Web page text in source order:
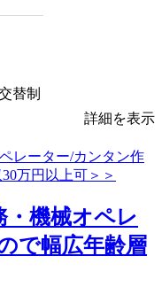
替制
詳細を表示
・機械オペレ
で幅広年齢層